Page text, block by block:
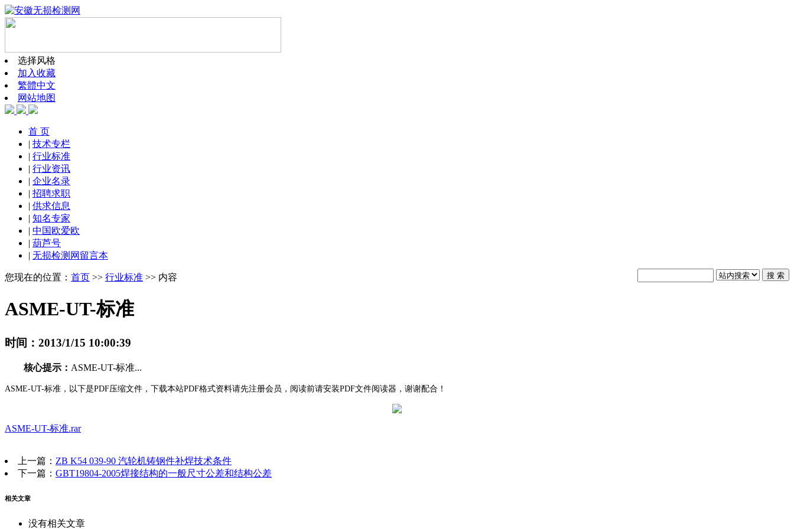
选择风格
加入收藏
繁體中文
网站地图
首 页
| 技术专栏
| 行业标准
| 行业资讯
| 企业名录
| 招聘求职
| 供求信息
| 知名专家
| 中国欧爱欧
| 葫芦号
| 无损检测网留言本
您现在的位置： 首页 >> 行业标准 >> 内容
ASME-UT-标准
时间：2013/1/15 10:00:39
核心提示： ASME-UT-标准...
ASME-UT-标准，以下是PDF压缩文件，下载本站PDF格式资料请先注册会员，阅读前请安装PDF文件阅读器，谢谢配合！
ASME-UT-标准.rar
上一篇： ZB K54 039-90 汽轮机铸钢件补焊技术条件
下一篇： GBT19804-2005焊接结构的一般尺寸公差和结构公差
相关文章
没有相关文章